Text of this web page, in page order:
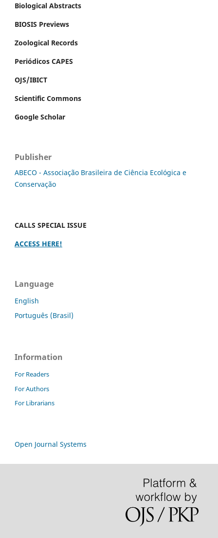
Biological Abstracts
BIOSIS Previews
Zoological Records
Periódicos CAPES
OJS/IBICT
Scientific Commons
Google Scholar
Publisher
ABECO - Associação Brasileira de Ciência Ecológica e
Conservação
CALLS SPECIAL ISSUE
ACCESS HERE!
Language
English
Português (Brasil)
Information
For Readers
For Authors
For Librarians
Open Journal Systems